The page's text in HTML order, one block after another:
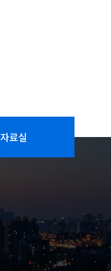
자료실